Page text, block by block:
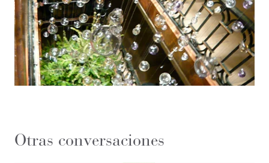
Otras conversaciones